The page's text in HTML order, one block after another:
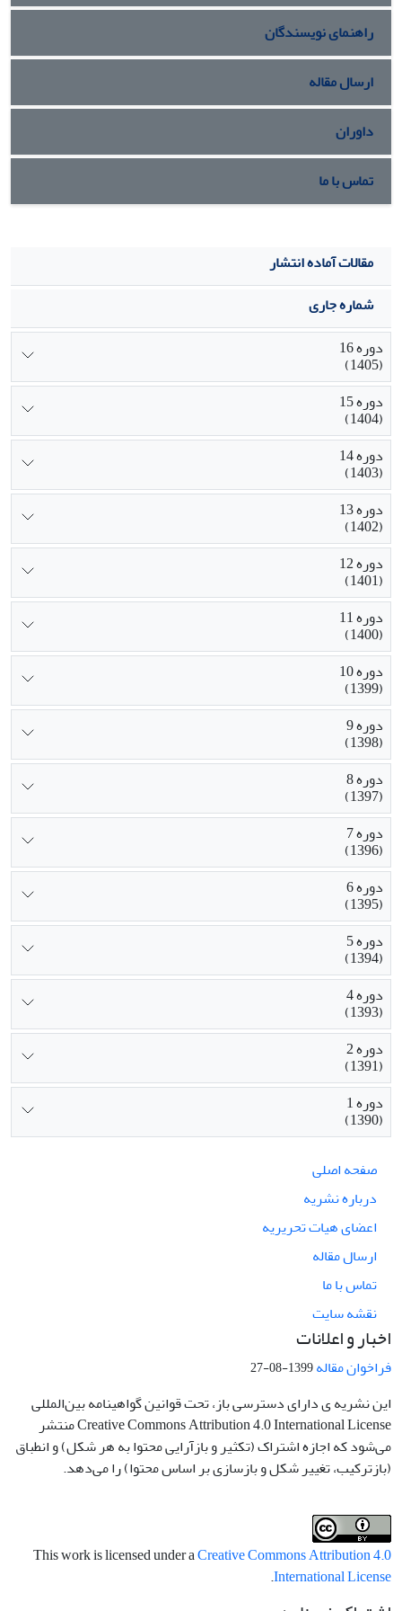
راهنمای نویسندگان
ارسال مقاله
داوران
تماس با ما
مقالات آماده انتشار
شماره جاری
دوره 16
(1405)
دوره 15
(1404)
دوره 14
(1403)
دوره 13
(1402)
دوره 12
(1401)
دوره 11
(1400)
دوره 10
(1399)
دوره 9
(1398)
دوره 8
(1397)
دوره 7
(1396)
دوره 6
(1395)
دوره 5
(1394)
دوره 4
(1393)
دوره 2
(1391)
دوره 1
(1390)
صفحه اصلی
درباره نشریه
اعضای هیات تحریریه
ارسال مقاله
تماس با ما
نقشه سایت
اخبار و اعلانات
فراخوان مقاله1399-08-27
این نشریه ی دارای دسترسی باز، تحت قوانین گواهینامه بین‌المللی
Creative Commons Attribution 4.0 International License منتشر
می‌شود که اجازه اشتراک (تکثیر و بازآرایی محتوا به هر شکل) و انطباق
(بازترکیب، تغییر شکل و بازسازی بر اساس محتوا) را می‌دهد.
This work is licensed under aCreative Commons Attribution 4.0
International License
.